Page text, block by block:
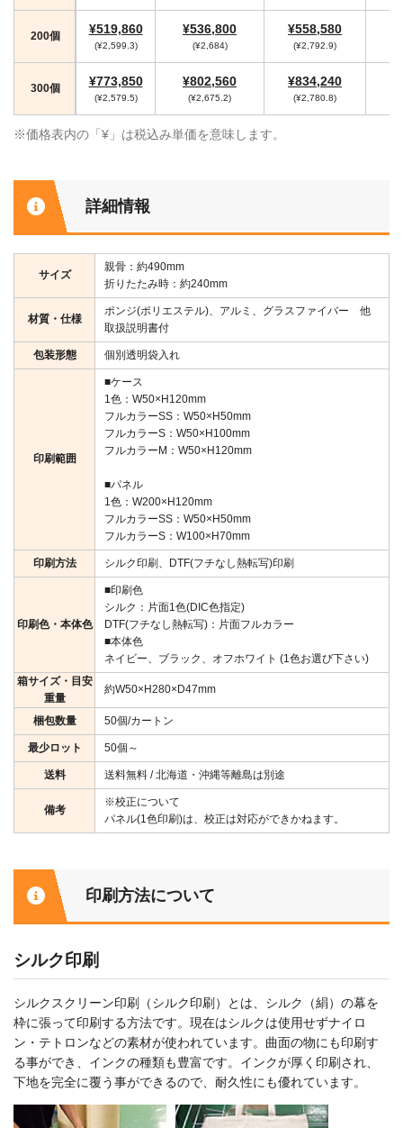
200個 ¥519,860
(¥2,599.3)
¥536,800
(¥2,684)
¥558,580
(¥2,792.9)
300個 ¥773,850
(¥2,579.5)
¥802,560
(¥2,675.2)
¥834,240
(¥2,780.8)
※価格表内の「¥」は税込み単価を意味します。
詳細情報
サイズ
親骨：約490mm
折りたたみ時：約240mm
材質・仕様
ポンジ(ポリエステル)、アルミ、グラスファイバー 他
取扱説明書付
包装形態 個別透明袋入れ
印刷範囲
■ケース
1色：W50×H120mm
フルカラーSS：W50×H50mm
フルカラーS：W50×H100mm
フルカラーM：W50×H120mm
■パネル
1色：W200×H120mm
フルカラーSS：W50×H50mm
フルカラーS：W100×H70mm
印刷方法 シルク印刷、DTF(フチなし熱転写)印刷
印刷色・本体色
■印刷色
シルク：片面1色(DIC色指定)
DTF(フチなし熱転写)：片面フルカラー
■本体色
ネイビー、ブラック、オフホワイト (1色お選び下さい)
箱サイズ・目安
重量
約W50×H280×D47mm
梱包数量 50個/カートン
最少ロット 50個～
送料 送料無料 / 北海道・沖縄等離島は別途
備考
※校正について
パネル(1色印刷)は、校正は対応ができかねます。
印刷方法について
シルク印刷
シルクスクリーン印刷（シルク印刷）とは、シルク（絹）の幕を
枠に張って印刷する方法です。現在はシルクは使用せずナイロ
ン・テトロンなどの素材が使われています。曲面の物にも印刷す
る事ができ、インクの種類も豊富です。インクが厚く印刷され、
下地を完全に覆う事ができるので、耐久性にも優れています。